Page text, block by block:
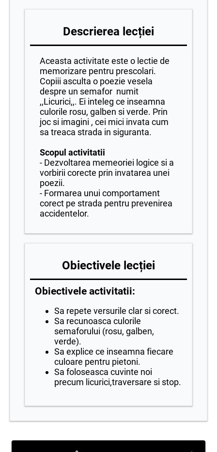
Descrierea lecției
Aceasta activitate este o lectie de
memorizare pentru prescolari.
Copiii asculta o poezie vesela
despre un semafor numit
,,Licurici,,. Ei inteleg ce inseamna
culorile rosu, galben si verde. Prin
joc si imagini , cei mici invata cum
sa treaca strada in siguranta.
Scopul activitatii
- Dezvoltarea memeoriei logice si a
vorbirii corecte prin invatarea unei
poezii.
- Formarea unui comportament
corect pe strada pentru prevenirea
accidentelor.
Obiectivele lecției
Obiectivele activitatii:
Sa repete versurile clar si corect.
Sa recunoasca culorile
semaforului (rosu, galben,
verde).
Sa explice ce inseamna fiecare
culoare pentru pietoni.
Sa foloseasca cuvinte noi
precum licurici,traversare si stop.